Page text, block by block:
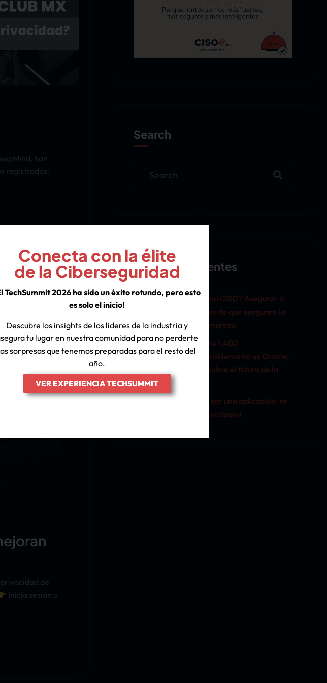
han
registrados.
de
Inicia sesión o
Search
Entradas Recientes
¿La nueva prioridad del CISO? Asegurar a
los agentes de IA antes de que aseguren (o
comprometan) a la empresa
Oracle corrigió más de 1,400
vulnerabilidades. El problema no es Oracle;
es lo que esto revela sobre el futuro de la
ciberseguridad.
El navegador dejó de ser una aplicación: se
convirtió en el nuevo endpoint
Conecta con la élite
de la Ciberseguridad
TechSummit 2026 ha sido un éxito rotundo, pero esto
es solo el inicio!
Descubre los insights de los líderes de la industria y
tu lugar en nuestra comunidad para no perderte
sorpresas que tenemos preparadas para el resto del
año.
VER EXPERIENCIA TECHSUMMIT